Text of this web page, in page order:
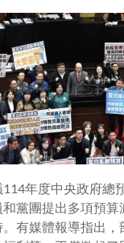
年度中央政府總
黨團提出多項預算
有媒體報導指出，